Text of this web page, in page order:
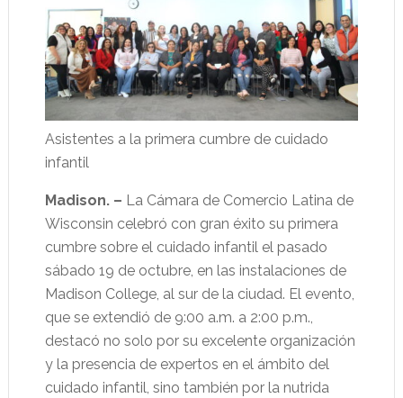
Asistentes a la primera cumbre de cuidado
infantil
Madison. – La Cámara de Comercio Latina de
Wisconsin celebró con gran éxito su primera
cumbre sobre el cuidado infantil el pasado
sábado 19 de octubre, en las instalaciones de
Madison College, al sur de la ciudad. El evento,
que se extendió de 9:00 a.m. a 2:00 p.m.,
destacó no solo por su excelente organización
y la presencia de expertos en el ámbito del
cuidado infantil, sino también por la nutrida